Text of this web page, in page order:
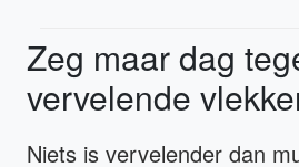
Zeg maar dag
vervelende
Niets is vervelender dan